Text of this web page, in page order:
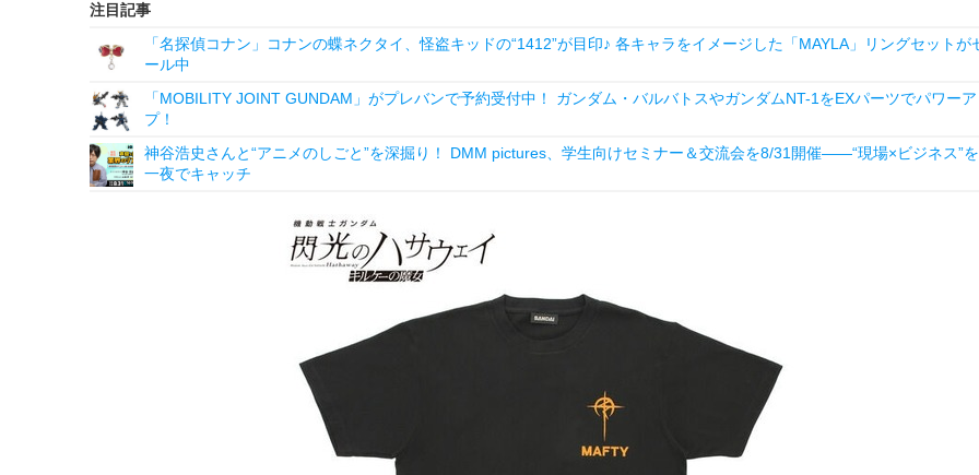
注目記事
「名探偵コナン」コナンの蝶ネクタイ、怪盗キッドの“1412”が目印♪ 各キャラをイメージした「MAYLA」リングセットが
ール中
「MOBILITY JOINT GUNDAM」がプレバンで予約受付中！ ガンダム・バルバトスやガンダムNT-1をEXパーツでパワー
プ！
神谷浩史さんと“アニメのしごと”を深掘り！ DMM pictures、学生向けセミナー＆交流会を8/31開催――“現場×ビジネス”を
一夜でキャッチ